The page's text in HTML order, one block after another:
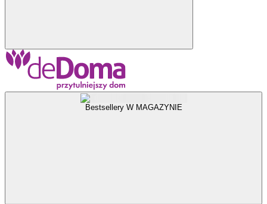
Bestsellery W MAGAZYNIE